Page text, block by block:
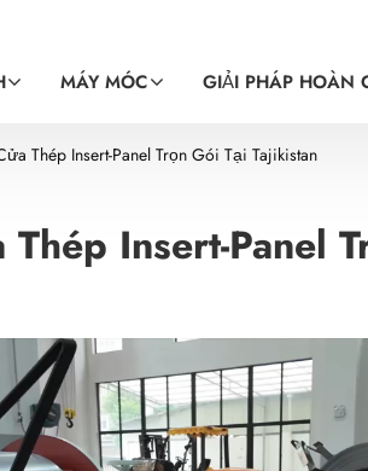
MÁY MÓC GIẢI PHÁP HOÀN
Thép Insert-Panel Trọn Gói Tại Tajikistan
Insert-Panel